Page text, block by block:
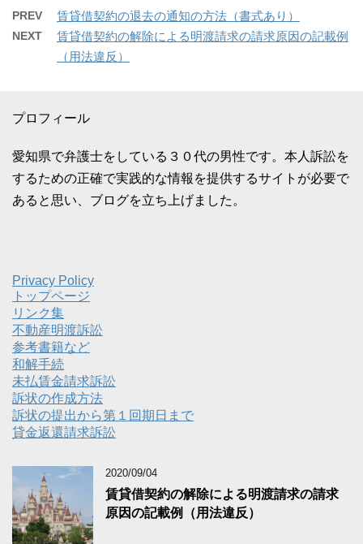
PREV 賃貸借契約の退去の通知の方法（書式あり）
NEXT
賃貸借契約の解除による明渡請求の請求原因の記載例
（用法違反）
プロフィール
愛知県で弁護士をしている３０代の男性です。本人訴訟を
するための正確で実践的な情報を提供するサイトが必要で
あると思い、ブログを立ち上げました。
Privacy Policy
トップページ
リンク集
不動産明渡訴訟
参考書籍など
和解手続
未払賃金請求訴訟
訴状の作成方法
訴状の提出から第１回期日まで
貸金返還請求訴訟
2020/09/04
賃貸借契約の解除による明渡請求の請求
原因の記載例（用法違反）